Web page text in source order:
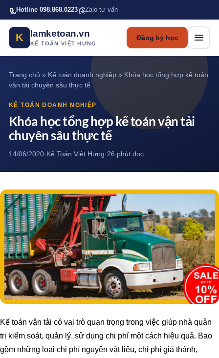
Bỏ qua tới nội dung chính
Hotline 098.868.0223 Zalo tư vấn
K lamketoan.vn
KẾ TOÁN VIỆT HƯNG
Đăng ký học
Trang chủ » Kế toán doanh nghiệp» Khóa học tổng hợp kế toán
vận tải chuyên sâu thực tế
KẾ TOÁN DOANH NGHIỆP
Khóa học tổng hợp kế toán vận tải
chuyên sâu thực tế
14/06/2020·Kế Toán Việt Hưng·26 phút đọc
Kế toán vận tải có vai trò quan trọng trong việc giúp nhà quản
trị kiểm soát, quản lý, sử dụng chi phí một cách hiệu quả. Bao
gồm những loại chi phí nguyên vật liệu, chi phí giá thành,